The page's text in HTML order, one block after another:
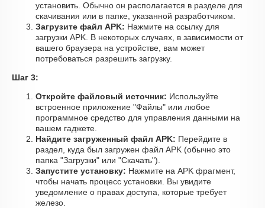
установить. Обычно он располагается в разделе для
скачивания или в папке, указанной разработчиком.
Загрузите файл APK: Нажмите на ссылку для
загрузки APK. В некоторых случаях, в зависимости от
вашего браузера на устройстве, вам может
потребоваться разрешить загрузку.
Шаг 3:
Откройте файловый источник: Используйте
встроенное приложение "Файлы" или любое
программное средство для управления данными на
вашем гаджете.
Найдите загруженный файл APK: Перейдите в
раздел, куда был загружен файл APK (обычно это
папка "Загрузки" или "Скачать").
Запустите установку: Нажмите на APK фрагмент,
чтобы начать процесс установки. Вы увидите
уведомление о правах доступа, которые требует
железо.